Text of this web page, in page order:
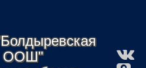
ООШ"